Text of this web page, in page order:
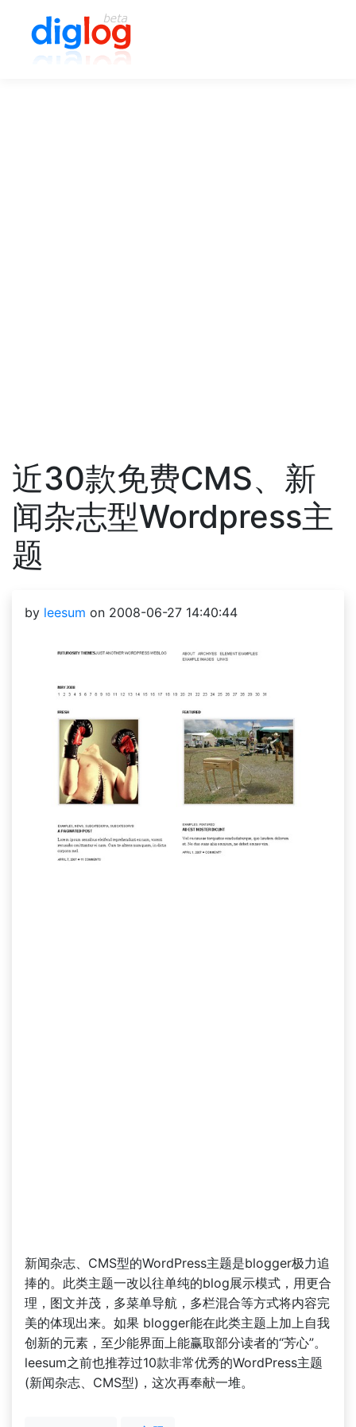
近30款免费CMS、新
闻杂志型Wordpress主
题
by leesum on 2008-06-27 14:40:44
新闻杂志、CMS型的WordPress主题是blogger极力追
捧的。此类主题一改以往单纯的blog展示模式，用更合
理，图文并茂，多菜单导航，多栏混合等方式将内容完
美的体现出来。如果 blogger能在此类主题上加上自我
创新的元素，至少能界面上能赢取部分读者的“芳心”。
leesum之前也推荐过10款非常优秀的WordPress主题
(新闻杂志、CMS型)，这次再奉献一堆。